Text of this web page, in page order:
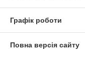
Графік роботи
Повна версія сайту